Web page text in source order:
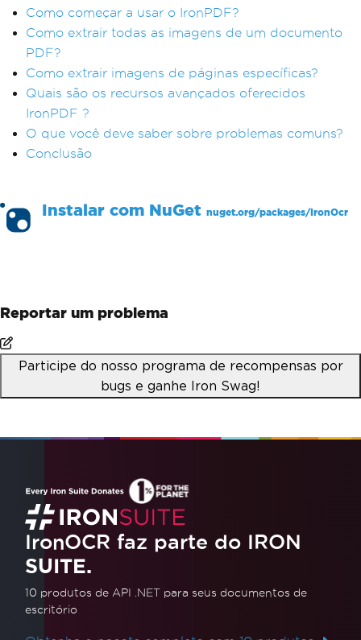
Como começar a usar o IronPDF?
Como extrair todas as imagens de um documento
PDF?
Como extrair imagens de páginas específicas?
Quais são os recursos avançados oferecidos
IronPDF ?
O que você deve saber sobre problemas comuns?
Conclusão
Instalar com NuGet nuget.org/packages/IronOcr
Reportar um problema
Participe do nosso programa de recompensas por
bugs e ganhe Iron Swag!
IronOCR faz parte do IRON
SUITE.
10 produtos de API .NET para seus documentos de
escritório